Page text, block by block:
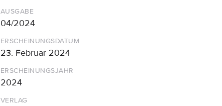
AUSGABE
04/2024
ERSCHEINUNGSDATUM
23. Februar 2024
ERSCHEINUNGSJAHR
2024
VERLAG